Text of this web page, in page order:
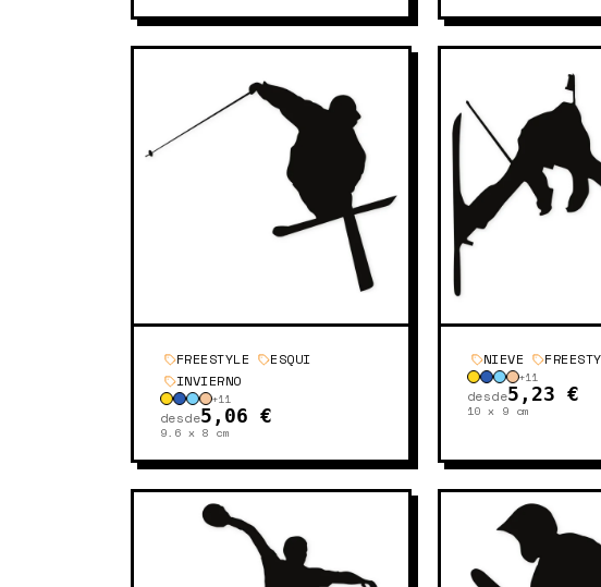
FREESTYLE
ESQUI
INVIERNO
+11
desde5,06 €
9.6 x 8 cm
NIEVE
+11
desde5,23 €
10 x 9 cm